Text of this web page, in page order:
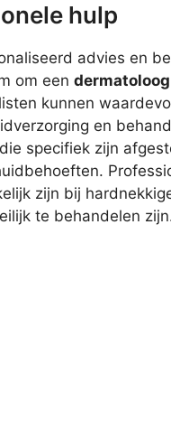
hulp
advies en
om een dermatoloog
kunnen
en
specifiek zijn
zijn bij
te behandelen